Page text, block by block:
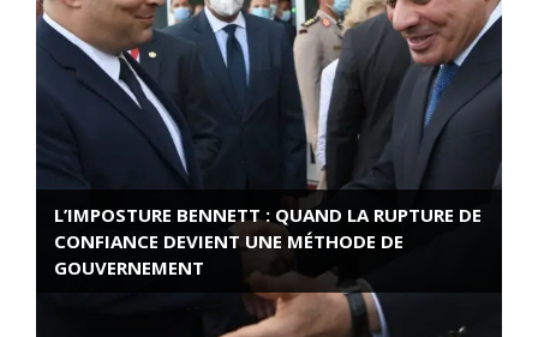
L’IMPOSTURE BENNETT : QUAND LA RUPTURE DE
CONFIANCE DEVIENT UNE MÉTHODE DE
GOUVERNEMENT